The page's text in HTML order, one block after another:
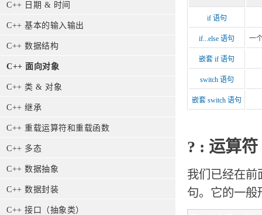
C++ 日期 & 时间
C++ 基本的输入输出
C++ 数据结构
C++ 面向对象
C++ 类 & 对象
C++ 继承
C++ 重载运算符和重载函数
C++ 多态
C++ 数据抽象
C++ 数据封装
C++ 接口（抽象类）
if 语句
if...else 语句 一
嵌套 if 语句
switch 语句
嵌套 switch 语句
? : 运算符
我们已经在
句。它的一般